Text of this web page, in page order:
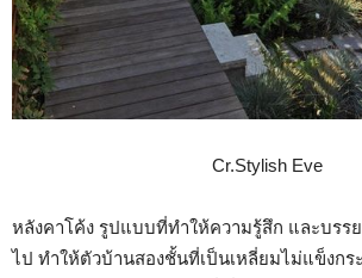
Cr.Stylish Eve
หลังคาโค้ง รูปแบบที่ทำให้ความรู้สึก และบรร
ไป ทำให้ตัวบ้านสองชั้นที่เป็นเหลี่ยมไม่แข็งกร